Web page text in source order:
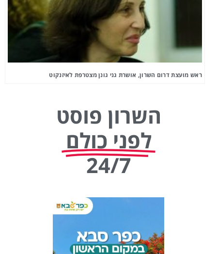
ראש מועצת דרום השרון, אושרת גני גונן מצטרפת לאיזנקוט
השרון פוסט
לפני כולם
24/7